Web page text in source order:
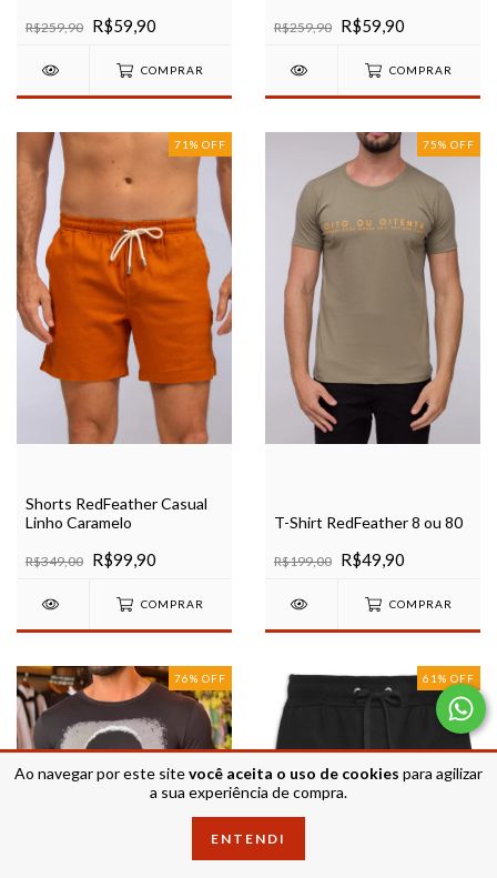
Ao navegar por este sitevocê aceita o uso de cookies para agilizar
a sua experiência de compra.
ENTENDI
R$259,90 R$59,90
COMPRAR
R$259,90 R$59,90
COMPRAR
71 % OFF
Shorts RedFeather Casual
Linho Caramelo
R$349,00 R$99,90
COMPRAR
75% OFF
T-Shirt RedFeather 8 ou 80
R$199,00 R$49,90
COMPRAR
76% OFF 61 % OFF